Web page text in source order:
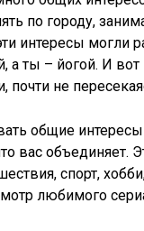
по городу,
интересы могли
а ты – йогой. И
не
общие
вас объединяет.
спорт,
любимого